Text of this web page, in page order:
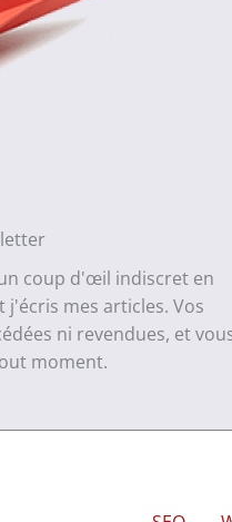
coup d'œil indiscret en
mes articles. Vos
ni revendues, et
moment.